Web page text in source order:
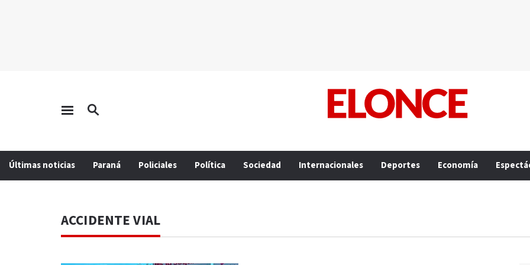
Últimas noticias Paraná Policiales Política Sociedad Internacionales Deportes Economía
ACCIDENTE VIAL